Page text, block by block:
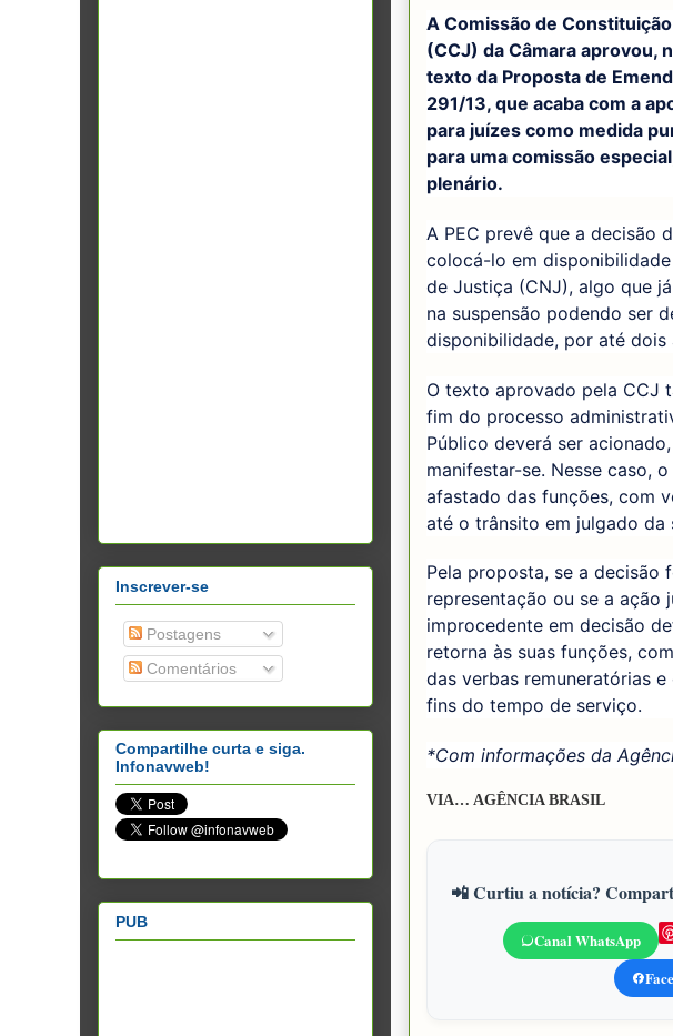
A Comissão de
(CCJ) da Câmara aprovou,
texto da Proposta de
291/13, que acaba com a
para juízes como medida
para uma comissão
plenário.
A PEC prevê que a decisão
colocá-lo em
de Justiça (CNJ), algo que
na suspensão podendo ser
disponibilidade, por até dois
O texto aprovado pela CCJ
fim do processo
Público deverá ser
manifestar-se. Nesse caso,
afastado das funções, com
até o trânsito em julgado da
Pela proposta, se a decisão
representação ou se a ação
improcedente em decisão
retorna às suas funções,
das verbas remuneratórias
fins do tempo de serviço.
*Com informações da
VIA… AGÊNCIA BRASIL
📲 Curtiu a notícia?
Canal WhatsApp
Inscrever-se
Postagens
Comentários
Compartilhe curta e siga.
Infonavweb!
PUB